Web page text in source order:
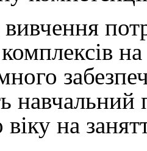
навчальний
на